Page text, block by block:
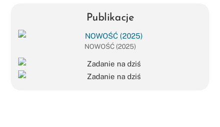
Publikacje
NOWOŚĆ (2025)